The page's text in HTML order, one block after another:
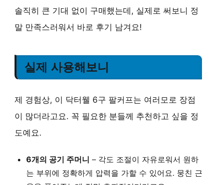
솔직히 큰 기대 없이 구매했는데, 실제로 써보니 정
말 만족스러워서 바로 후기 남겨요!
실제 사용해보니
제 경험상, 이 닥터웰 6구 팔커프는 여러모로 장점
이 많더라고요. 꼭 필요한 분들께 추천하고 싶을 정
도예요.
6개의 공기 주머니 – 각도 조절이 자유로워서 원하
는 부위에 정확하게 압력을 가할 수 있어요. 뭉친 근